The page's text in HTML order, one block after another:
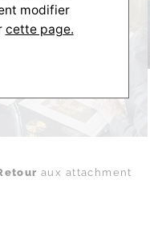
aux attachment
modifier
cette page.